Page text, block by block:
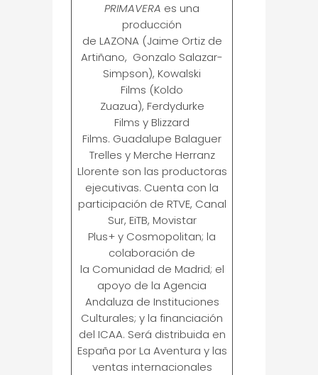
PRIMAVERA es una
producción
de LAZONA (Jaime Ortiz de
Artiñano, Gonzalo Salazar-
Simpson), Kowalski
Films (Koldo
Zuazua), Ferdydurke
Films y Blizzard
Films. Guadalupe Balaguer
Trelles y Merche Herranz
Llorente son las productoras
ejecutivas. Cuenta con la
participación de RTVE, Canal
Sur, EiTB, Movistar
Plus+ y Cosmopolitan; la
colaboración de
la Comunidad de Madrid; el
apoyo de la Agencia
Andaluza de Instituciones
Culturales; y la financiación
del ICAA. Será distribuida en
España por La Aventura y las
ventas internacionales